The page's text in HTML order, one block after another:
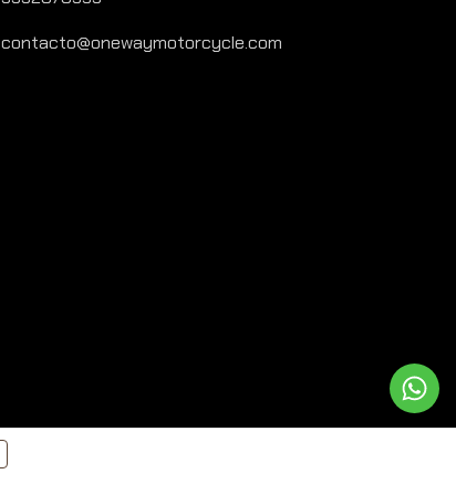
contacto@onewaymotorcycle.com